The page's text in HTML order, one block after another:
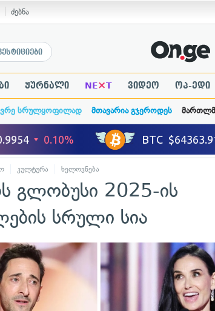
ძებნა
ჟურნალი NE×T ვიდეო ოპ-ედი
სრულყოფილად მთავარია გჯეროდეს
კულტურა ხელოვნება
გლობუსი 2025-ის
სრული სია